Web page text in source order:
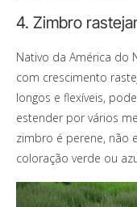
4. Zimbro
Nativo da América do
com crescimento
longos e flexíveis,
estender por vários
zimbro é perene, não
coloração verde ou